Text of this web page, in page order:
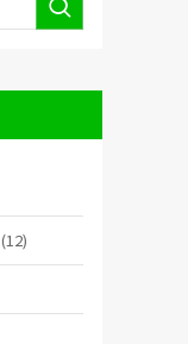
(12)